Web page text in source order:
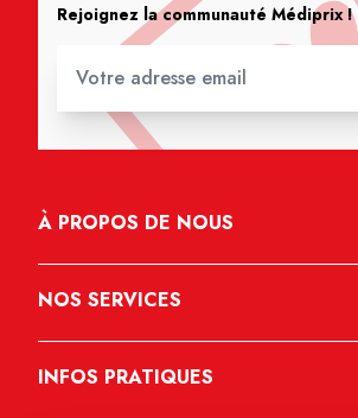
Rejoignez la communauté Médiprix !
À PROPOS DE NOUS
NOS SERVICES
INFOS PRATIQUES